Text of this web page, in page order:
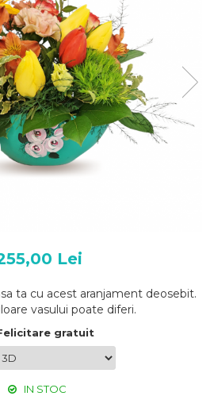
Lei
ta cu acest aranjament deosebit.
vasului poate diferi.
gratuit
IN STOC